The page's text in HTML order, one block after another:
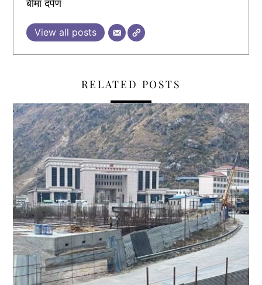
बीमा दर्पण
View all posts
RELATED POSTS
,,